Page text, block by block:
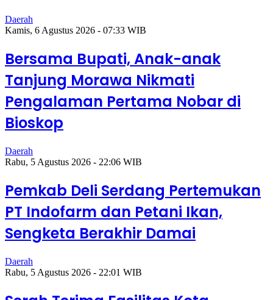
Daerah
Kamis, 6 Agustus 2026 - 07:33 WIB
Bersama Bupati, Anak-anak
Tanjung Morawa Nikmati
Pengalaman Pertama Nobar di
Bioskop
Daerah
Rabu, 5 Agustus 2026 - 22:06 WIB
Pemkab Deli Serdang Pertemukan
PT Indofarm dan Petani Ikan,
Sengketa Berakhir Damai
Daerah
Rabu, 5 Agustus 2026 - 22:01 WIB